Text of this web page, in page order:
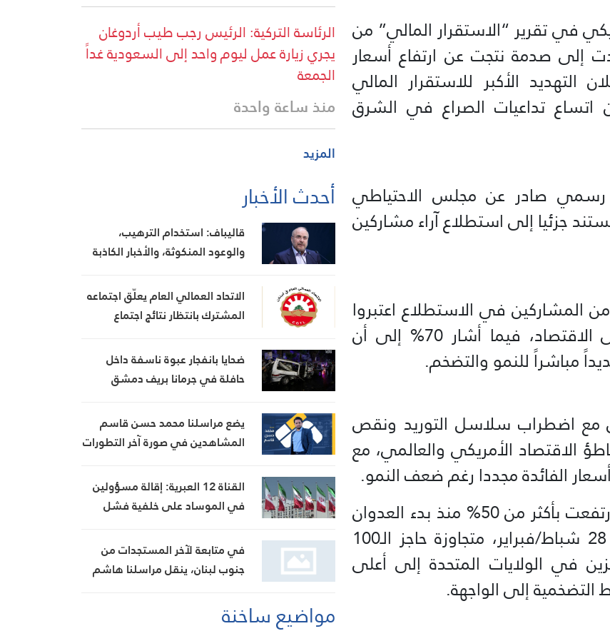
في تقرير “الاستقرار المالي” من
إلى صدمة نتجت عن ارتفاع أسعار
التهديد الأكبر للاستقرار المالي
تداعيات الصراع في الشرق
رسمي صادر عن مجلس الاحتياطي
جزئيا إلى استطلاع آراء مشاركين
النصف السنوي أن 75% من المشاركين في الاستطلاع اعتبروا
المخاطر الجيوسياسية الخطر الأول على الاقتصاد، فيما أشار 70% إلى أن
مباشراً للنمو والتضخم.
مع اضطراب سلاسل التوريد ونقص
الاقتصاد الأمريكي والعالمي، مع
الفائدة مجددا رغم ضعف النمو.
كما أشار إلى أن أسعار النفط العالمية ارتفعت بأكثر من 50% منذ بدء العدوان
الأمريكي والإسرائيلي على إيران في 28 شباط/فبراير، متجاوزة حاجز الـ100
في الولايات المتحدة إلى أعلى
الرئاسة التركية: الرئيس رجب طيب أردوغان
يجري زيارة عمل ليوم واحد إلى السعودية غداً
الجمعة
منذ ساعة واحدة
المزيد
أحدث الأخبار
قاليباف: استخدام الترهيب،
والوعود المنكوثة، والأخبار الكاذبة
الاتحاد العمالي العام يعلّق اجتماعه
المشترك بانتظار نتائج اجتماع
ضحايا بانفجار عبوة ناسفة داخل
حافلة في جرمانا بريف دمشق
يضع مراسلنا محمد حسن قاسم
المشاهدين في صورة آخر التطورات
المستجدات على الساحتين
السياسية والميدانية، إلى جانب
المواقف الرسمية وأبرز التطورات
والإقليمي
القناة 12 العبرية: إقالة مسؤولين
في الموساد على خلفية فشل
في متابعة لآخر المستجدات من
جنوب لبنان، ينقل مراسلنا هاشم
الميدانية
مواضيع ساخنة